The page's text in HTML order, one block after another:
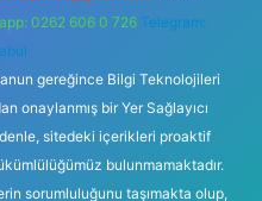
0262 606 0 726 Telegram:
gereğince Bilgi Teknolojileri
onaylanmış bir Yer Sağlayıcı
sitedeki içerikleri proaktif
bulunmamaktadır.
sorumluluğunu taşımakta olup,